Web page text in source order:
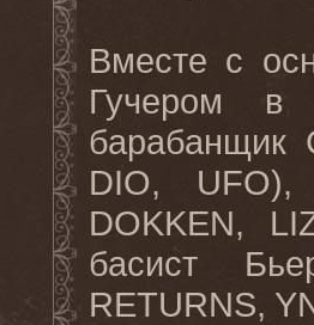
Вместе с
Гучером в
барабанщик
DIO, UFO),
DOKKEN,
басист
RETURNS,